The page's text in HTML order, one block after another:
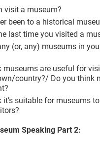
visit a museum?
been to a historical
last time you visited a
(or, any) museums in
museums are useful for
country?/ Do you think
it’s suitable for museums
Speaking Part 2: